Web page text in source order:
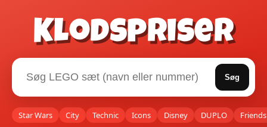
Klodspriser
Søg
Star Wars City Technic Icons Disney DUPLO Friends